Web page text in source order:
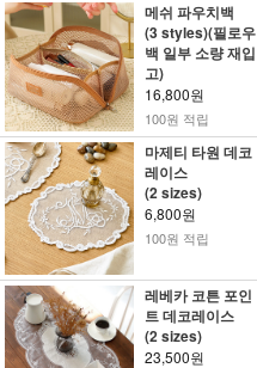
메쉬 파우치백
(3 styles)(필로우
백 일부 소량 재입
고)
16,800원
100원 적립
마제티 타원 데코
레이스
(2 sizes)
6,800원
100원 적립
레베카 코튼 포인
트 데코레이스
(2 sizes)
23,500원